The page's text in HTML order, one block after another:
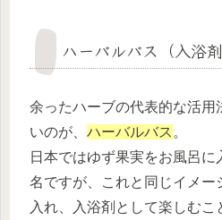
ハーバルバス（入浴
余ったハーブの代表的な活用
いのが、 ハーバルバス 。
日本ではゆず果実をお風呂
名ですが、これと同じイメー
入れ、入浴剤として楽しむこ